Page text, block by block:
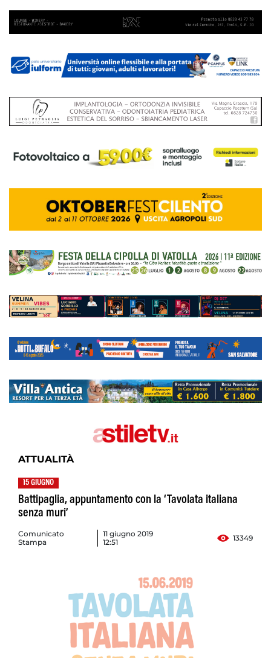
ATTUALITÀ
15 GIUGNO
Battipaglia, appuntamento con la ‘Tavolata italiana
senza muri’
Comunicato
Stampa
11 giugno 2019
12:51
13349